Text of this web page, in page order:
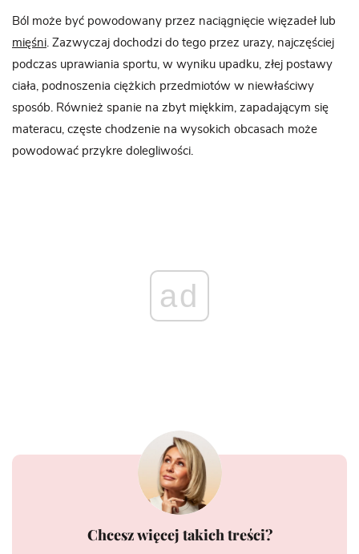
Ból może być powodowany przez naciągnięcie więzadeł lub
mięśni . Zazwyczaj dochodzi do tego przez urazy, najczęściej
podczas uprawiania sportu, w wyniku upadku, złej postawy
ciała, podnoszenia ciężkich przedmiotów w niewłaściwy
sposób. Również spanie na zbyt miękkim, zapadającym się
materacu, częste chodzenie na wysokich obcasach może
powodować przykre dolegliwości.
ad
Chcesz więcej takich treści?